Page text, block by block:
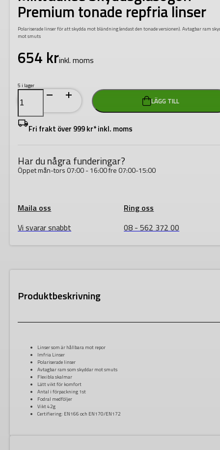
Premium tonade repfria linser
Polariserade linser för att skydda mot bländning (endast den tonade versionen). Avtagbar ram
mot smuts
654 krinkl. moms
5 i lager
Milwaukee
Skyddsglasögon
Premium
tonade
repfria
linser
LÄGG TILL
Fri frakt över 999 kr* inkl. moms
Har du några funderingar?
Öppet mån-tors 07:00 - 16:00 fre 07:00-15:00
Maila oss
Vi svarar snabbt
Ring oss
08 - 562 372 00
Produktbeskrivning
Linser som är hållbara mot repor
Imfria Linser
Polariserade linser
Avtagbar ram som skyddar mot smuts
Flexibla skalmar
Lätt vikt för komfort
Antal i förpackning 1st
Fodral medföljer
Vikt 42g
Certifiering: EN166 och EN170/EN172